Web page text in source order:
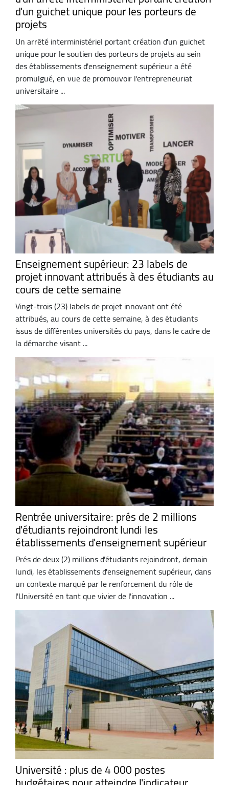
d'un guichet unique pour les porteurs de
projets
Un arrêté interministériel portant création d'un guichet
unique pour le soutien des porteurs de projets au sein
des établissements d'enseignement supérieur a été
promulgué, en vue de promouvoir l'entrepreneuriat
universitaire ...
Enseignement supérieur: 23 labels de
projet innovant attribués à des étudiants au
cours de cette semaine
Vingt-trois (23) labels de projet innovant ont été
attribués, au cours de cette semaine, à des étudiants
issus de différentes universités du pays, dans le cadre de
la démarche visant ...
Rentrée universitaire: prés de 2 millions
d'étudiants rejoindront lundi les
établissements d'enseignement supérieur
Prés de deux (2) millions d'étudiants rejoindront, demain
lundi, les établissements d'enseignement supérieur, dans
un contexte marqué par le renforcement du rôle de
l'Université en tant que vivier de l'innovation ...
Université : plus de 4 000 postes